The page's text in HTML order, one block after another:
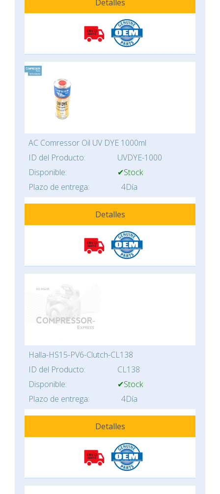
Detalles
AC Comressor Oil UV DYE 1000ml
ID del Producto:
UVDYE-1000
Disponible:
✔Stock
Plazo de entrega:
4Día
Detalles
Halla-HS15-PV6-Clutch-CL138
ID del Producto:
CL138
Disponible:
✔Stock
Plazo de entrega:
4Día
Detalles